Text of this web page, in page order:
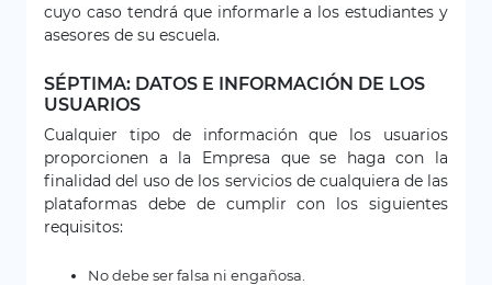
cuyo caso tendrá que informarle a los estudiantes y
asesores de su escuela.
SÉPTIMA: DATOS E INFORMACIÓN DE LOS
USUARIOS
Cualquier tipo de información que los usuarios
proporcionen a la Empresa que se haga con la
finalidad del uso de los servicios de cualquiera de las
plataformas debe de cumplir con los siguientes
requisitos:
No debe ser falsa ni engañosa.